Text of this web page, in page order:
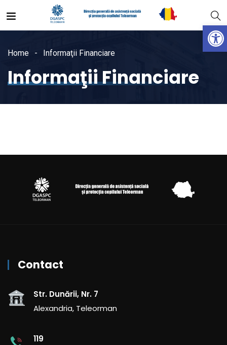
Home Informaţii Financiare
Informaţii Financiare
Contact
Str. Dunării, Nr. 7
Alexandria, Teleorman
119